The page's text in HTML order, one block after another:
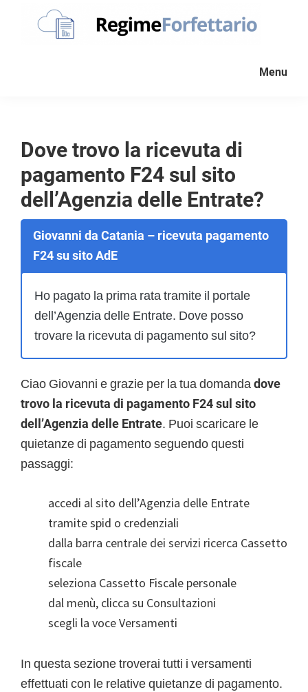
partita
Iva
forfettaria
Menu
Dove trovo la ricevuta di
pagamento F24 sul sito
dell’Agenzia delle Entrate?
Giovanni da Catania – ricevuta pagamento
F24 su sito AdE
Ho pagato la prima rata tramite il portale
dell’Agenzia delle Entrate. Dove posso
trovare la ricevuta di pagamento sul sito?
Ciao Giovanni e grazie per la tua domandadove
trovo la ricevuta di pagamento F24 sul sito
dell’Agenzia delle Entrate. Puoi scaricare le
quietanze di pagamento seguendo questi
passaggi:
accedi al sito dell’Agenzia delle Entrate
tramite spid o credenziali
dalla barra centrale dei servizi ricerca Cassetto
fiscale
seleziona Cassetto Fiscale personale
dal menù, clicca su Consultazioni
scegli la voce Versamenti
In questa sezione troverai tutti i versamenti
effettuati con le relative quietanze di pagamento.